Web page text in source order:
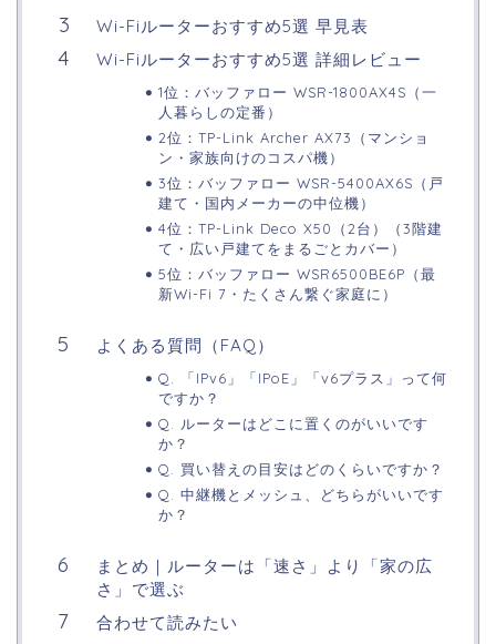
Wi-Fiルーターおすすめ5選 早見表
Wi-Fiルーターおすすめ5選 詳細レビュー
1位：バッファロー WSR-1800AX4S（一
人暮らしの定番）
2位：TP-Link Archer AX73（マンショ
ン・家族向けのコスパ機）
3位：バッファロー WSR-5400AX6S（戸
建て・国内メーカーの中位機）
4位：TP-Link Deco X50（2台）（3階建
て・広い戸建てをまるごとカバー）
5位：バッファロー WSR6500BE6P（最
新Wi-Fi 7・たくさん繋ぐ家庭に）
よくある質問（FAQ）
Q. 「IPv6」「IPoE」「v6プラス」って何
ですか？
Q. ルーターはどこに置くのがいいです
か？
Q. 買い替えの目安はどのくらいですか？
Q. 中継機とメッシュ、どちらがいいです
か？
まとめ｜ルーターは「速さ」より「家の広
さ」で選ぶ
合わせて読みたい